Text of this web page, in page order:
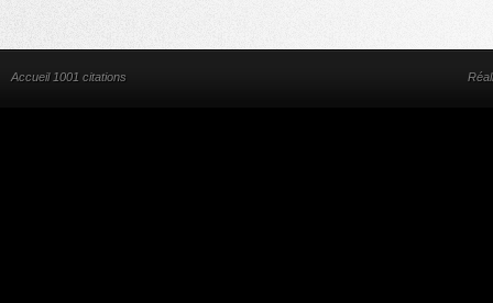
Accueil 1001 citations